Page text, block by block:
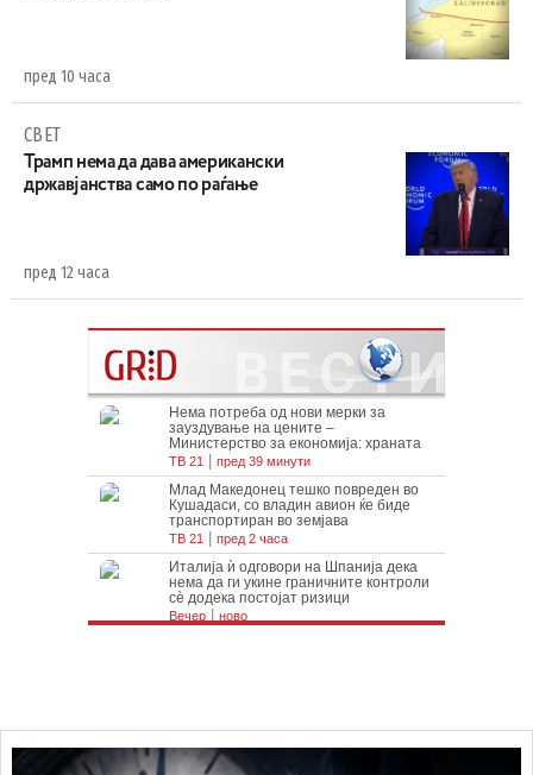
пред 10 часа
СВЕТ
Трамп нема да дава американски
државјанства само по раѓање
пред 12 часа